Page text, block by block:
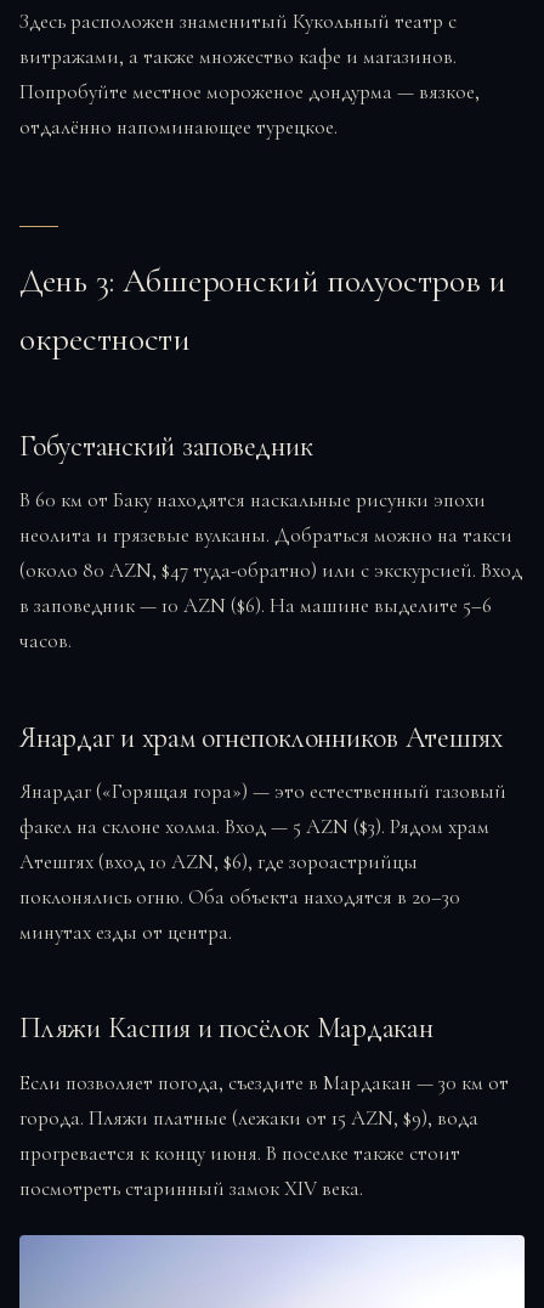
Здесь расположен знаменитый Кукольный театр с
витражами, а также множество кафе и магазинов.
Попробуйте местное мороженое дондурма — вязкое,
отдалённо напоминающее турецкое.
День 3: Абшеронский полуостров и
окрестности
Гобустанский заповедник
В 60 км от Баку находятся наскальные рисунки эпохи
неолита и грязевые вулканы. Добраться можно на такси
(около 80 AZN, $47 туда-обратно) или с экскурсией. Вход
в заповедник — 10 AZN ($6). На машине выделите 5–6
часов.
Янардаг и храм огнепоклонников Атешгях
Янардаг («Горящая гора») — это естественный газовый
факел на склоне холма. Вход — 5 AZN ($3). Рядом храм
Атешгях (вход 10 AZN, $6), где зороастрийцы
поклонялись огню. Оба объекта находятся в 20–30
минутах езды от центра.
Пляжи Каспия и посёлок Мардакан
Если позволяет погода, съездите в Мардакан — 30 км от
города. Пляжи платные (лежаки от 15 AZN, $9), вода
прогревается к концу июня. В поселке также стоит
посмотреть старинный замок XIV века.